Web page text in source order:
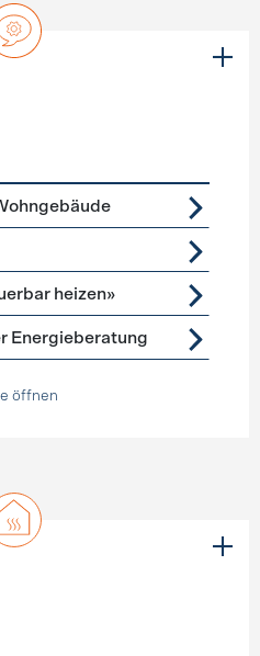
heizen»
Energieberatung
öffnen